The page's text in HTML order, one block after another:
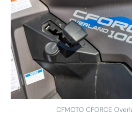
CFMOTO CFORCE